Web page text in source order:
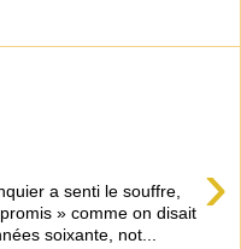
›
a senti le souffre,
» comme on disait
soixante, not...